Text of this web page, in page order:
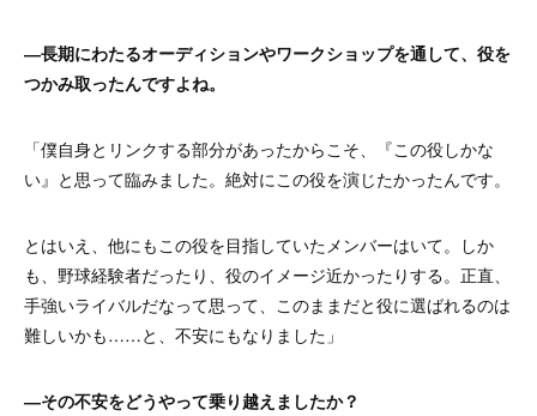
―長期にわたるオーディションやワークショップを通して、役を
つかみ取ったんですよね。
「僕自身とリンクする部分があったからこそ、『この役しかな
い』と思って臨みました。絶対にこの役を演じたかったんです。
とはいえ、他にもこの役を目指していたメンバーはいて。しか
も、野球経験者だったり、役のイメージ近かったりする。正直、
手強いライバルだなって思って、このままだと役に選ばれるのは
難しいかも……と、不安にもなりました」
―その不安をどうやって乗り越えましたか？